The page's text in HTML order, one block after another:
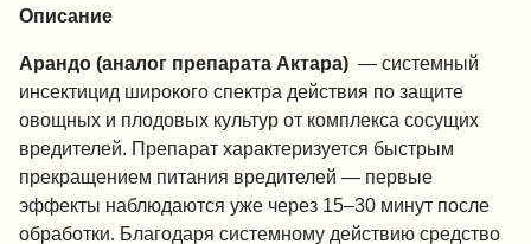
Описание
Арандо (аналог препарата Актара) — системный
инсектицид широкого спектра действия по защите
овощных и плодовых культур от комплекса сосущих
вредителей. Препарат характеризуется быстрым
прекращением питания вредителей — первые
эффекты наблюдаются уже через 15–30 минут после
обработки. Благодаря системному действию средство